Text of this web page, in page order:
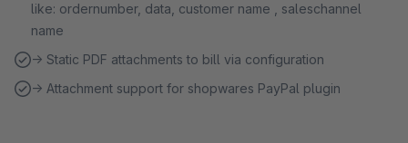
like: ordernumber, data, customer name , saleschannel
name
→ Static PDF attachments to bill via configuration
→ Attachment support for shopwares PayPal plugin